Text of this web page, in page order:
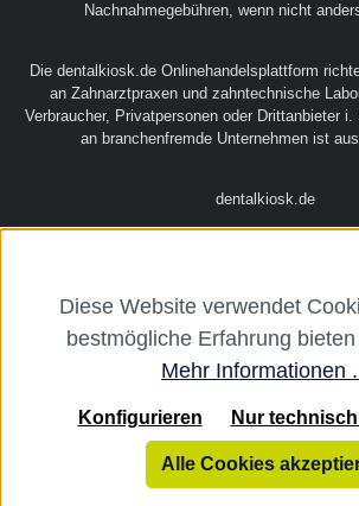
Nachnahmegebühren, wenn nicht
Die dentalkiosk.de Onlinehandelsplattform
an Zahnarztpraxen und zahntechnische
Verbraucher, Privatpersonen oder Drittanbieter
an branchenfremde Unternehmen ist
dentalkiosk.de
Diese Website verwendet
bestmögliche Erfahrung
Mehr Informationen
Nur
Konfigurieren
Alle Cookies